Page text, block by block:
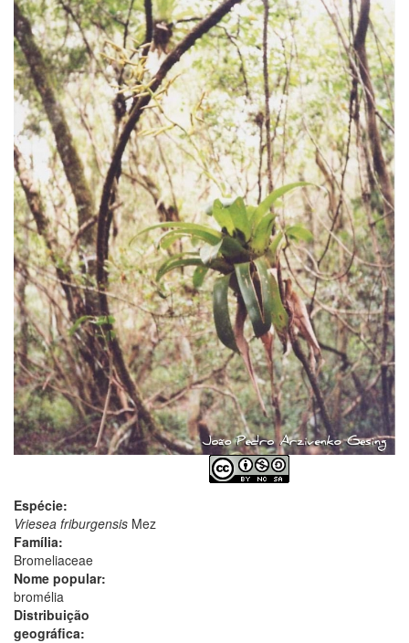
Espécie:
Vriesea friburgensis Mez
Família:
Bromeliaceae
Nome popular:
bromélia
Distribuição
geográfica: